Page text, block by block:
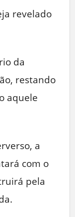
revelado
da
restando
aquele
a
com o
pela